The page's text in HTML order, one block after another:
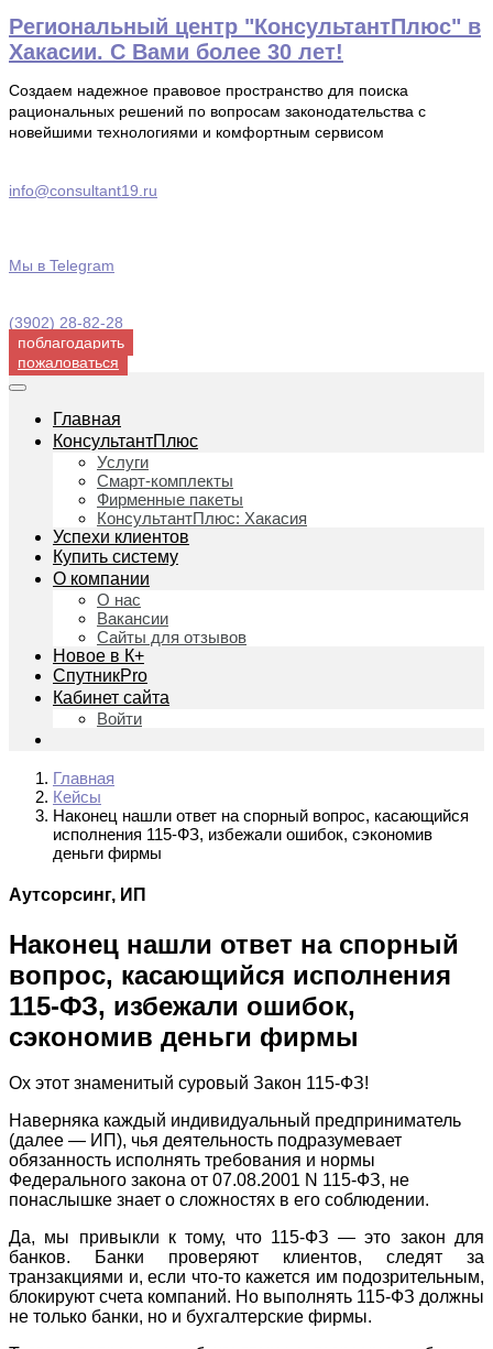
Перейти
к
содержимому
Региональный центр "КонсультантПлюс" в
Хакасии. С Вами более 30 лет!
Создаем надежное правовое пространство для поиска
рациональных решений по вопросам законодательства с
новейшими технологиями и комфортным сервисом
info@consultant19.ru
Мы в Telegram
(3902) 28-82-28
поблагодарить
пожаловаться
Главная
КонсультантПлюс
Услуги
Смарт-комплекты
Фирменные пакеты
КонсультантПлюс: Хакасия
Успехи клиентов
Купить систему
О компании
О нас
Вакансии
Сайты для отзывов
Новое в К+
СпутникPro
Кабинет сайта
Войти
Главная
Кейсы
Наконец нашли ответ на спорный вопрос, касающийся
исполнения 115-ФЗ, избежали ошибок, сэкономив
деньги фирмы
Аутсорсинг, ИП
Наконец нашли ответ на спорный
вопрос, касающийся исполнения
115-ФЗ, избежали ошибок,
сэкономив деньги фирмы
Ох этот знаменитый суровый Закон 115-ФЗ!
Наверняка каждый индивидуальный предприниматель
(далее — ИП), чья деятельность подразумевает
обязанность исполнять требования и нормы
Федерального закона от 07.08.2001 N 115-ФЗ, не
понаслышке знает о сложностях в его соблюдении.
Да, мы привыкли к тому, что 115-ФЗ — это закон для
банков. Банки проверяют клиентов, следят за
транзакциями и, если что-то кажется им подозрительным,
блокируют счета компаний. Но выполнять 115-ФЗ должны
не только банки, но и бухгалтерские фирмы.